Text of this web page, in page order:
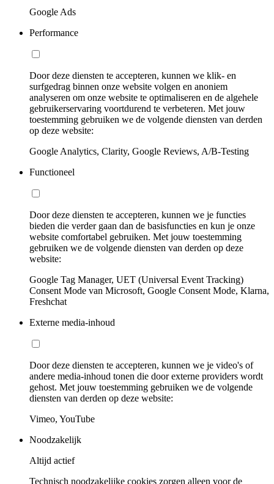
Google Ads
Performance
Door deze diensten te accepteren, kunnen we klik- en
surfgedrag binnen onze website volgen en anoniem
analyseren om onze website te optimaliseren en de algehele
gebruikerservaring voortdurend te verbeteren. Met jouw
toestemming gebruiken we de volgende diensten van derden
op deze website:
Google Analytics, Clarity, Google Reviews, A/B-Testing
Functioneel
Door deze diensten te accepteren, kunnen we je functies
bieden die verder gaan dan de basisfuncties en kun je onze
website comfortabel gebruiken. Met jouw toestemming
gebruiken we de volgende diensten van derden op deze
website:
Google Tag Manager, UET (Universal Event Tracking)
Consent Mode van Microsoft, Google Consent Mode, Klarna,
Freshchat
Externe media-inhoud
Door deze diensten te accepteren, kunnen we je video's of
andere media-inhoud tonen die door externe providers wordt
gehost. Met jouw toestemming gebruiken we de volgende
diensten van derden op deze website:
Vimeo, YouTube
Noodzakelijk
Altijd actief
Technisch noodzakelijke cookies zorgen alleen voor de